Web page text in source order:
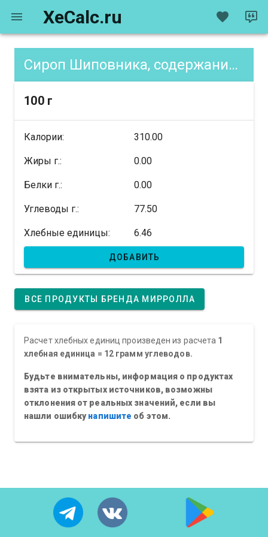
XeCalc.ru
Сироп Шиповника, содержание XE
100 г
Калории: 310.00
Жиры г.: 0.00
Белки г.: 0.00
Углеводы г.: 77.50
Хлебные единицы: 6.46
ДОБАВИТЬ
ВСЕ ПРОДУКТЫ БРЕНДА МИРРОЛЛА
Расчет хлебных единиц произведен из расчета 1
хлебная единица = 12 грамм углеводов.
Будьте внимательны, информация о продуктах
взята из открытых источников, возможны
отклонения от реальных значений, если вы
нашли ошибкунапишите об этом.